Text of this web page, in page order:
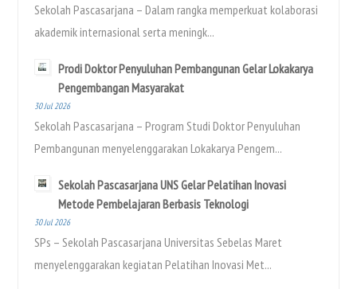
Sekolah Pascasarjana – Dalam rangka memperkuat kolaborasi
akademik internasional serta meningk...
Prodi Doktor Penyuluhan Pembangunan Gelar Lokakarya
Pengembangan Masyarakat
30 Jul 2026
Sekolah Pascasarjana – Program Studi Doktor Penyuluhan
Pembangunan menyelenggarakan Lokakarya Pengem...
Sekolah Pascasarjana UNS Gelar Pelatihan Inovasi
Metode Pembelajaran Berbasis Teknologi
30 Jul 2026
SPs – Sekolah Pascasarjana Universitas Sebelas Maret
menyelenggarakan kegiatan Pelatihan Inovasi Met...